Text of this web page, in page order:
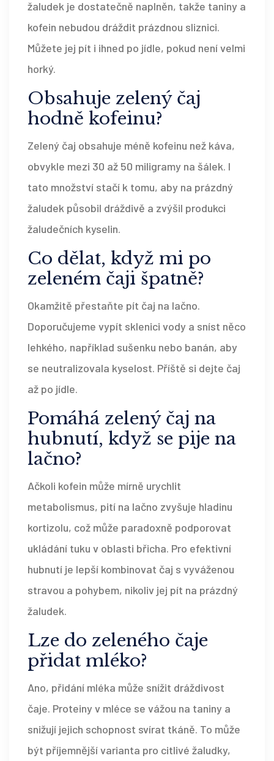
žaludek je dostatečně naplněn, takže taniny a
kofein nebudou dráždit prázdnou sliznici.
Můžete jej pít i ihned po jídle, pokud není velmi
horký.
Obsahuje zelený čaj
hodně kofeinu?
Zelený čaj obsahuje méně kofeinu než káva,
obvykle mezi 30 až 50 miligramy na šálek. I
tato množství stačí k tomu, aby na prázdný
žaludek působil dráždivě a zvýšil produkci
žaludečních kyselin.
Co dělat, když mi po
zeleném čaji špatně?
Okamžitě přestaňte pít čaj na lačno.
Doporučujeme vypít sklenici vody a sníst něco
lehkého, například sušenku nebo banán, aby
se neutralizovala kyselost. Příště si dejte čaj
až po jídle.
Pomáhá zelený čaj na
hubnutí, když se pije na
lačno?
Ačkoli kofein může mírně urychlit
metabolismus, pití na lačno zvyšuje hladinu
kortizolu, což může paradoxně podporovat
ukládání tuku v oblasti břicha. Pro efektivní
hubnutí je lepší kombinovat čaj s vyváženou
stravou a pohybem, nikoliv jej pít na prázdný
žaludek.
Lze do zeleného čaje
přidat mléko?
Ano, přidání mléka může snížit dráždivost
čaje. Proteiny v mléce se vážou na taniny a
snižují jejich schopnost svírat tkáně. To může
být příjemnější varianta pro citlivé žaludky,